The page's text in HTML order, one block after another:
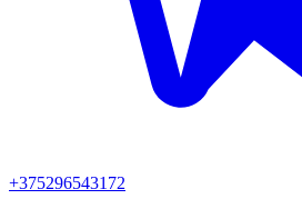
+375296543172